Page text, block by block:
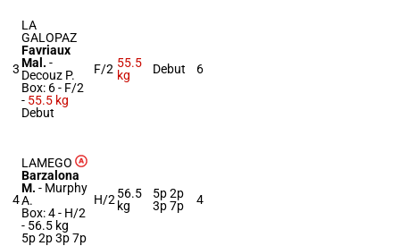
3
LA
GALOPAZ
Favriaux
Mal. -
Decouz P.
Box: 6 - F/2
- 55.5 kg
Debut
F/2 55.5
kg
Debut 6
4
LAMEGO
Barzalona
M. - Murphy
A.
Box: 4 - H/2
- 56.5 kg
5p 2p 3p 7p
H/2 56.5
kg
5p 2p
3p 7p
4